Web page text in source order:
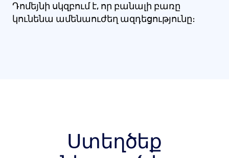
Դոմեյնի սկզբում է, որ բանալի բառը
կունենա ամենաուժեղ ազդեցությունը։
Ստեղծեք